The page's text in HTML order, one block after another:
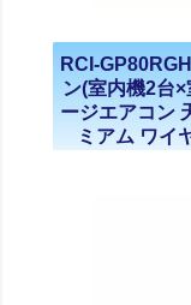
RCI-
ン(室内機2台
ージエアコン
ミアム ワイ